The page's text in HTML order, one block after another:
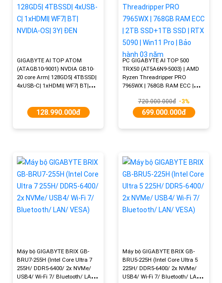
GIGABYTE AI TOP ATOM
(ATAGB10-9001) NVDIA GB10-
20 core Arm| 128GD5| 4TBSSD|
4xUSB-C| 1xHDMI| WF7| BT|
128.990.000đ
PC GIGABYTE AI TOP 500
TRX50 (AT5A6N9-5003) | AMD
Ryzen Threadripper PRO
7965WX | 768GB RAM ECC |
Win11 Pro | Bảo hành 03 năm
720.000.000đ-3%
699.000.000đ
Máy bộ GIGABYTE BRIX GB-
BRU7-255H (Intel Core Ultra 7
255H/ DDR5-6400/ 2x NVMe/
USB4/ Wi-Fi 7/ Bluetooth/ LAN/
Máy bộ GIGABYTE BRIX GB-
BRU5-225H (Intel Core Ultra 5
225H/ DDR5-6400/ 2x NVMe/
USB4/ Wi-Fi 7/ Bluetooth/ LAN/